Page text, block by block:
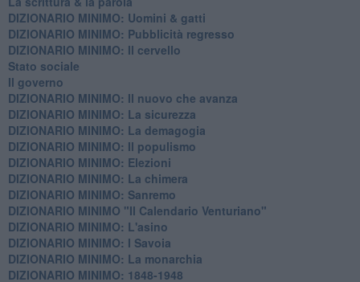
​DIZIONARIO MINIMO: Uomini & gatti
DIZIONARIO MINIMO: ​Pubblicità regresso
DIZIONARIO MINIMO: Il cervello
Stato sociale
Il governo
DIZIONARIO MINIMO: Il nuovo che avanza
DIZIONARIO MINIMO: La sicurezza
DIZIONARIO MINIMO: La demagogia
DIZIONARIO MINIMO: Il populismo
DIZIONARIO MINIMO: Elezioni
DIZIONARIO MINIMO: La chimera
DIZIONARIO MINIMO: Sanremo
DIZIONARIO MINIMO "Il Calendario Venturiano"
DIZIONARIO MINIMO: L'asino
DIZIONARIO MINIMO: I Savoia
DIZIONARIO MINIMO: La monarchia
DIZIONARIO MINIMO: 1848-1948